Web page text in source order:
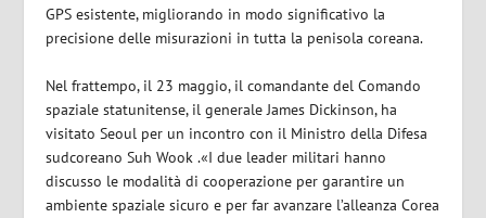
GPS esistente, migliorando in modo significativo la
precisione delle misurazioni in tutta la penisola coreana.
Nel frattempo, il 23 maggio, il comandante del Comando
spaziale statunitense, il generale James Dickinson, ha
visitato Seoul per un incontro con il Ministro della Difesa
sudcoreano Suh Wook .«I due leader militari hanno
discusso le modalità di cooperazione per garantire un
ambiente spaziale sicuro e per far avanzare l’alleanza Corea